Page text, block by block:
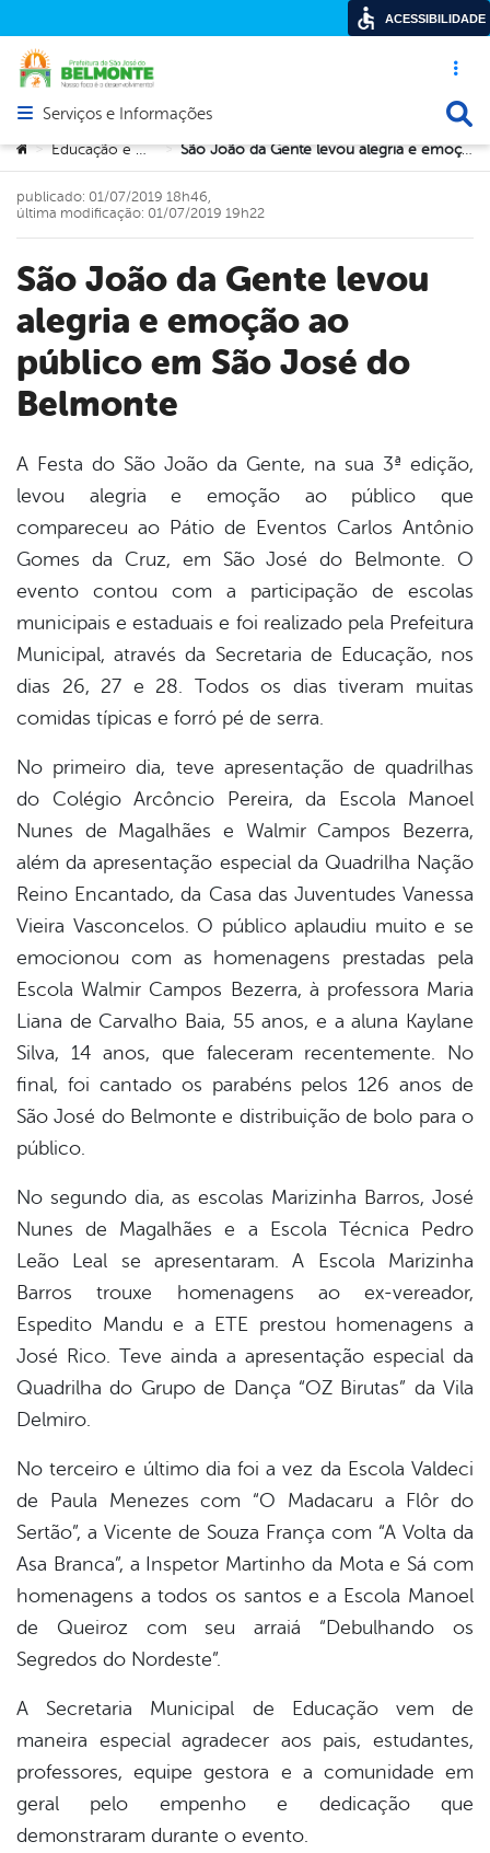
Acesso
Abrir menu principal de navegação
Serviços e Informações
Você está aqui:
> Educação e Cultura > São João da Gente levou alegria e emoção ao público em São José do Belmonte
São João da Gente levou
alegria e emoção ao
público em São José do
Belmonte
publicado: 01/07/2019 18h46,
última modificação: 01/07/2019 19h22
A Festa do São João da Gente, na sua 3ª edição,
levou alegria e emoção ao público que
compareceu ao Pátio de Eventos Carlos Antônio
Gomes da Cruz, em São José do Belmonte. O
evento contou com a participação de escolas
municipais e estaduais e foi realizado pela Prefeitura
Municipal, através da Secretaria de Educação, nos
dias 26, 27 e 28. Todos os dias tiveram muitas
comidas típicas e forró pé de serra.
No primeiro dia, teve apresentação de quadrilhas
do Colégio Arcôncio Pereira, da Escola Manoel
Nunes de Magalhães e Walmir Campos Bezerra,
além da apresentação especial da Quadrilha Nação
Reino Encantado, da Casa das Juventudes Vanessa
Vieira Vasconcelos. O público aplaudiu muito e se
emocionou com as homenagens prestadas pela
Escola Walmir Campos Bezerra, à professora Maria
Liana de Carvalho Baia, 55 anos, e a aluna Kaylane
Silva, 14 anos, que faleceram recentemente. No
final, foi cantado os parabéns pelos 126 anos de
São José do Belmonte e distribuição de bolo para o
público.
No segundo dia, as escolas Marizinha Barros, José
Nunes de Magalhães e a Escola Técnica Pedro
Leão Leal se apresentaram. A Escola Marizinha
Barros trouxe homenagens ao ex-vereador,
Espedito Mandu e a ETE prestou homenagens a
José Rico. Teve ainda a apresentação especial da
Quadrilha do Grupo de Dança “OZ Birutas” da Vila
Delmiro.
No terceiro e último dia foi a vez da Escola Valdeci
de Paula Menezes com “O Madacaru a Flôr do
Sertão”, a Vicente de Souza França com “A Volta da
Asa Branca”, a Inspetor Martinho da Mota e Sá com
homenagens a todos os santos e a Escola Manoel
de Queiroz com seu arraiá “Debulhando os
Segredos do Nordeste”.
A Secretaria Municipal de Educação vem de
maneira especial agradecer aos pais, estudantes,
professores, equipe gestora e a comunidade em
geral pelo empenho e dedicação que
demonstraram durante o evento.
ACESSIBILIDADE